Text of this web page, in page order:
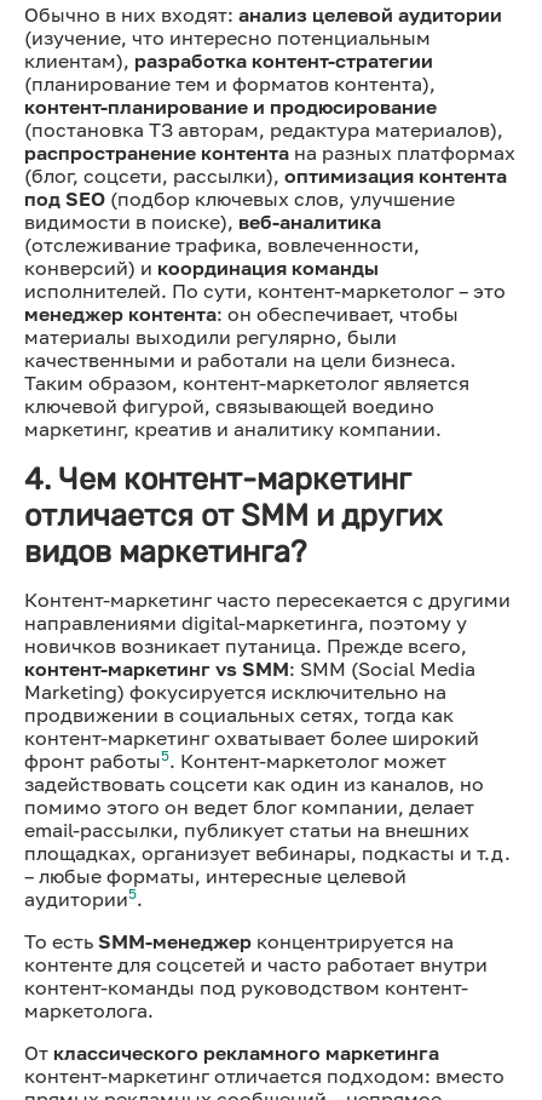
Обычно в них входят: анализ целевой аудитории
(изучение, что интересно потенциальным
клиентам), разработка контент-стратегии
(планирование тем и форматов контента),
контент-планирование и продюсирование
(постановка ТЗ авторам, редактура материалов),
распространение контента на разных платформах
(блог, соцсети, рассылки), оптимизация контента
под SEO (подбор ключевых слов, улучшение
видимости в поиске), веб-аналитика
(отслеживание трафика, вовлеченности,
конверсий) и координация команды
исполнителей. По сути, контент-маркетолог – это
менеджер контента: он обеспечивает, чтобы
материалы выходили регулярно, были
качественными и работали на цели бизнеса.
Таким образом, контент-маркетолог является
ключевой фигурой, связывающей воедино
маркетинг, креатив и аналитику компании.
4. Чем контент-маркетинг
отличается от SMM и других
видов маркетинга?
Контент-маркетинг часто пересекается с другими
направлениями digital-маркетинга, поэтому у
новичков возникает путаница. Прежде всего,
контент-маркетинг vs SMM: SMM (Social Media
Marketing) фокусируется исключительно на
продвижении в социальных сетях, тогда как
контент-маркетинг охватывает более широкий
фронт работы5. Контент-маркетолог может
задействовать соцсети как один из каналов, но
помимо этого он ведет блог компании, делает
email-рассылки, публикует статьи на внешних
площадках, организует вебинары, подкасты и т.д.
– любые форматы, интересные целевой
аудитории5.
То есть SMM-менеджер концентрируется на
контенте для соцсетей и часто работает внутри
контент-команды под руководством контент-
маркетолога.
От классического рекламного маркетинга
контент-маркетинг отличается подходом: вместо